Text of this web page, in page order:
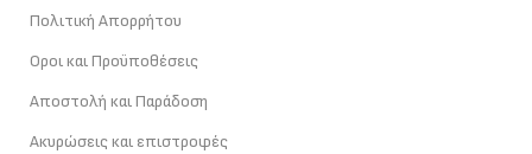
Πολιτική Απορρήτου
Οροι και Προϋποθέσεις
Αποστολή και Παράδοση
Ακυρώσεις και επιστροφές